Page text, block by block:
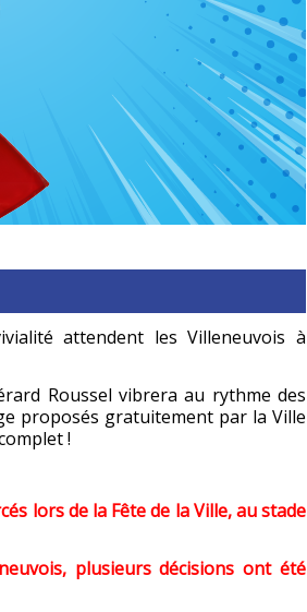
attendent les Villeneuvois à
Roussel vibrera au rythme des
proposés gratuitement par la Ville
!
lors de la Fête de la Ville, au stade
plusieurs décisions ont été